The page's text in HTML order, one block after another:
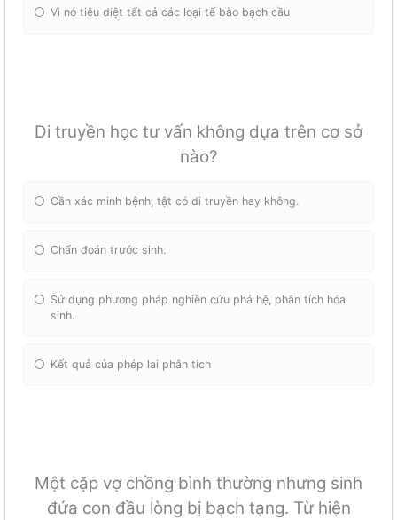
Vì nó tiêu diệt tất cả các loại tế bào bạch cầu
Di truyền học tư vấn không dựa trên cơ sở
nào?
Cần xác minh bệnh, tật có di truyền hay không.
Chẩn đoán trước sinh.
Sử dụng phương pháp nghiên cứu phả hệ, phân tích hóa
sinh.
Kết quả của phép lai phân tích
Một cặp vợ chồng bình thường nhưng sinh
đứa con đầu lòng bị bạch tạng. Từ hiện